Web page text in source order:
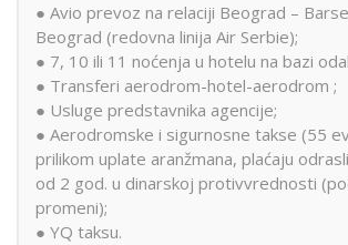
● Avio prevoz na relaciji Beograd –
Beograd (redovna linija Air Serbie);
● 7, 10 ili 11 noćenja u hotelu na bazi
● Transferi aerodrom-hotel-aerodrom ;
● Usluge predstavnika agencije;
● Aerodromske i sigurnosne takse (55
prilikom uplate aranžmana, plaćaju
od 2 god. u dinarskoj protivvrednosti
promeni);
● YQ taksu.